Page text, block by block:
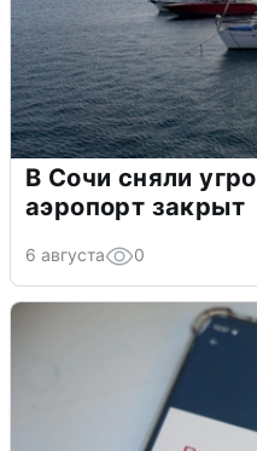
В Сочи сняли
аэропорт закрыт
6 августа 0